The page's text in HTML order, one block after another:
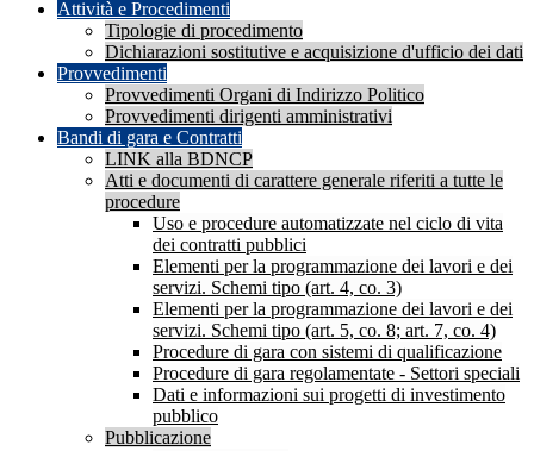
Attività e Procedimenti
Tipologie di procedimento
Dichiarazioni sostitutive e acquisizione d'ufficio dei dati
Provvedimenti
Provvedimenti Organi di Indirizzo Politico
Provvedimenti dirigenti amministrativi
Bandi di gara e Contratti
LINK alla BDNCP
Atti e documenti di carattere generale riferiti a tutte le
procedure
Uso e procedure automatizzate nel ciclo di vita
dei contratti pubblici
Elementi per la programmazione dei lavori e dei
servizi. Schemi tipo (art. 4, co. 3)
Elementi per la programmazione dei lavori e dei
servizi. Schemi tipo (art. 5, co. 8; art. 7, co. 4)
Procedure di gara con sistemi di qualificazione
Procedure di gara regolamentate - Settori speciali
Dati e informazioni sui progetti di investimento
pubblico
Pubblicazione